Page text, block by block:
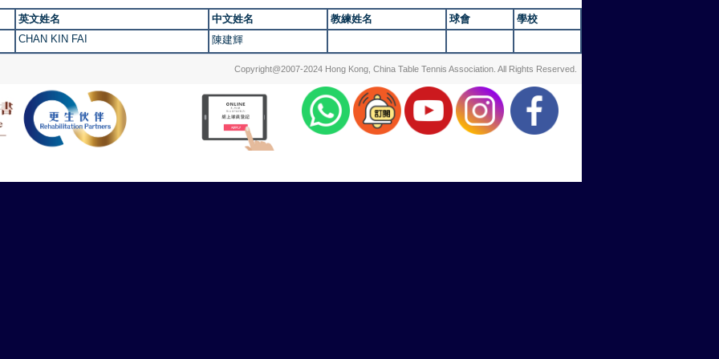
英文姓名 中文姓名 教練姓名 球會
學校
CHAN KIN FAI
陳建輝